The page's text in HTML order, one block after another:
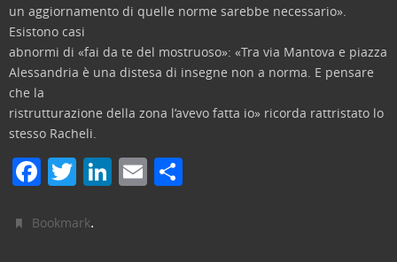
un aggiornamento di quelle norme sarebbe necessario».
Esistono casi
abnormi di «fai da te del mostruoso»: «Tra via Mantova e piazza
Alessandria è una distesa di insegne non a norma. E pensare
che la
ristrutturazione della zona l’avevo fatta io» ricorda rattristato lo
stesso Racheli.
F
c
T
itt
Li E
Bookmark.